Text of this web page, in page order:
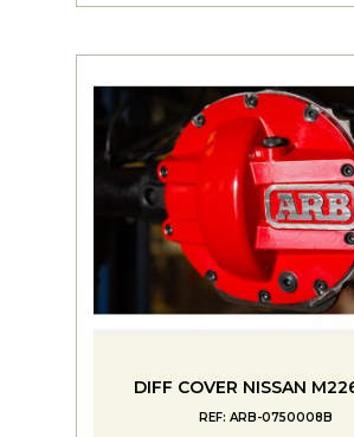
DIFF COVER NISSAN
REF: ARB-0750008B